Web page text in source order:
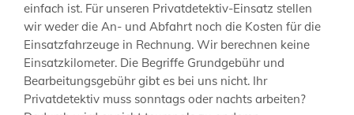
einfach ist. Für unseren Privatdetektiv-Einsatz stellen
wir weder die An- und Abfahrt noch die Kosten für die
Einsatzfahrzeuge in Rechnung. Wir berechnen keine
Einsatzkilometer. Die Begriffe Grundgebühr und
Bearbeitungsgebühr gibt es bei uns nicht. Ihr
Privatdetektiv muss sonntags oder nachts arbeiten?